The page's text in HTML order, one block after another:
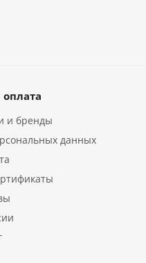
оплата
и бренды
данных